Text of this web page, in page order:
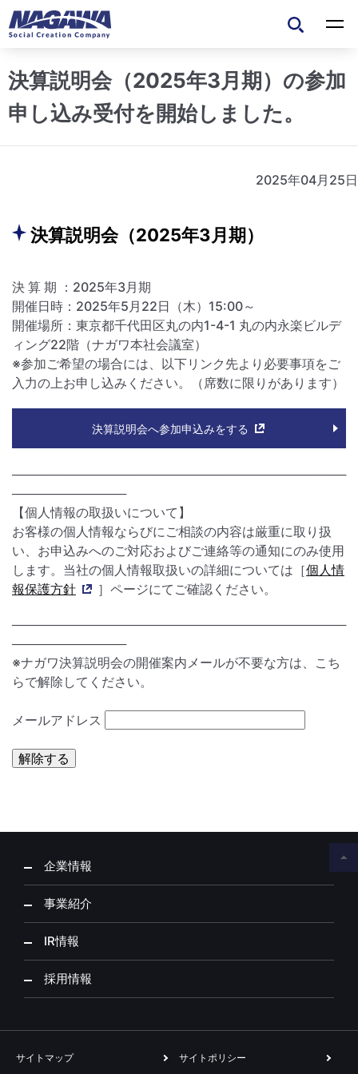
決算説明会（2025年3月期）の参加
申し込み受付を開始しました。
2025年04月25日
決算説明会（2025年3月期）
決 算 期 ：2025年3月期
開催日時：2025年5月22日（木）15:00～
開催場所：東京都千代田区丸の内1-4-1 丸の内永楽ビルデ
ィング22階（ナガワ本社会議室）
※参加ご希望の場合には、以下リンク先より必要事項をご
入力の上お申し込みください。（席数に限りがあります）
決算説明会へ参加申込みをする
──────────────────────────────────────
─────────────
【個人情報の取扱いについて】
お客様の個人情報ならびにご相談の内容は厳重に取り扱
い、お申込みへのご対応およびご連絡等の通知にのみ使用
します。当社の個人情報取扱いの詳細については［個人情
報保護方針
］ページにてご確認ください。
──────────────────────────────────────
─────────────
※ナガワ決算説明会の開催案内メールが不要な方は、こち
らで解除してください。
メールアドレス
解除する
企業情報
事業紹介
IR情報
採用情報
サイトマップ サイトポリシー